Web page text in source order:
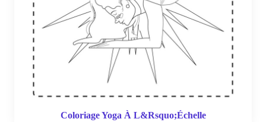
Coloriage Yoga À L&Rsquo;Échelle